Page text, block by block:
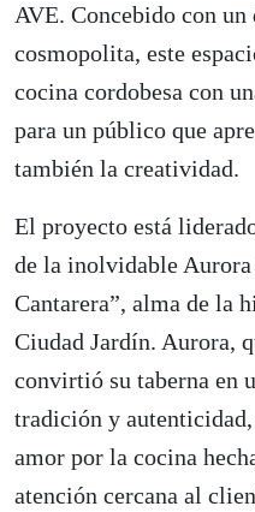
AVE. Concebido con
cosmopolita, este
cocina cordobesa con
para un público que
también la creatividad.
El proyecto está
de la inolvidable
Cantarera”, alma de la
Ciudad Jardín. Aurora,
convirtió su taberna en
tradición y
amor por la cocina
atención cercana al